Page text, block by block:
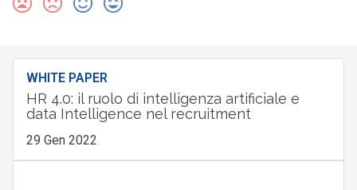
WHITE PAPER
HR 4.0: il ruolo di intelligenza artificiale e
data Intelligence nel recruitment
29 Gen 2022